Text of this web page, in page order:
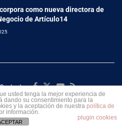
como nueva directora de
de Artículo14
Contacto
usted tenga la mejor experiencia de
dando su consentimiento para la
y la aceptación de nuestra política de
información.
plugin cookies